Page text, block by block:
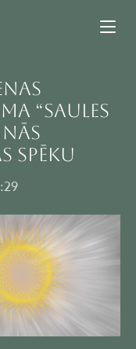
“Saules
spēku